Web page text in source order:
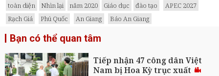
toàn diện
Nhìn lại năm 2020 Giáo dục đào tạo
APEC 2027
Rạch Giá
Phú Quốc An Giang Báo An Giang
Bạn có thể quan tâm
Tiếp nhận 47 công dân Việt
Nam bị Hoa Kỳ trục xuất